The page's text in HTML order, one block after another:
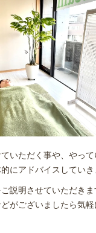
いただく事や、やっ
にアドバイスしていき
説明させていただき
がございましたら気